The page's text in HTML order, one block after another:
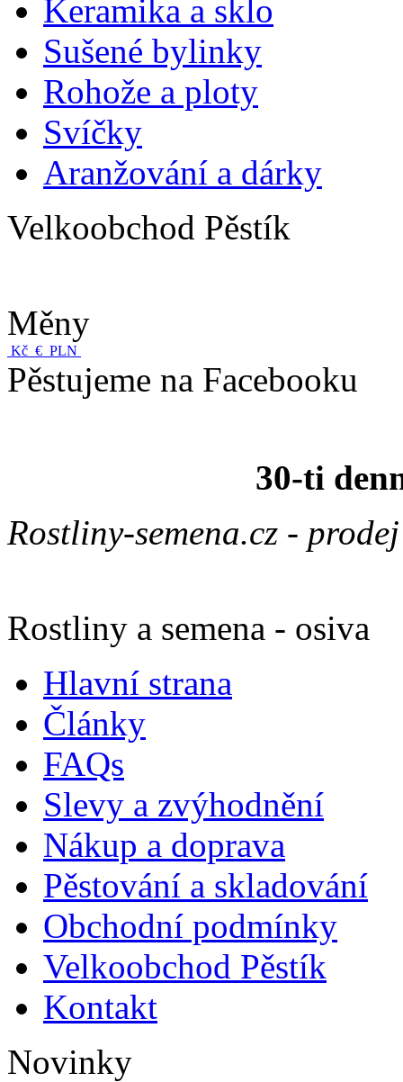
Keramika a sklo
Sušené bylinky
Rohože a ploty
Svíčky
Aranžování a dárky
Velkoobchod Pěstík
Měny
Kč € PLN
Pěstujeme na Facebooku
30-ti
Rostliny-semena.cz -
Rostliny a semena - osiva
Hlavní strana
Články
FAQs
Slevy a zvýhodnění
Nákup a doprava
Pěstování a skladování
Obchodní podmínky
Velkoobchod Pěstík
Kontakt
Novinky